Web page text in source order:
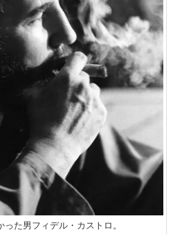
た男フィデル・カストロ。